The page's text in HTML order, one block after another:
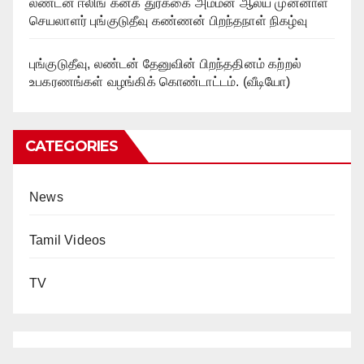
செயலாளர் புங்குடுதீவு கண்ணன் பிறந்தநாள் நிகழ்வு
புங்குடுதீவு, லண்டன் தேனுவின் பிறந்ததினம் கற்றல்
உபகரணங்கள் வழங்கிக் கொண்டாட்டம். (வீடியோ)
CATEGORIES
News
Tamil Videos
TV